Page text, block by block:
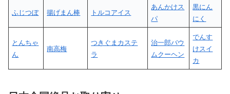
ふじつぼ 揚げまん棒 トルコアイス
あんかけス
パ
黒にん
にく
とんちゃ
ん
南高梅
つきぐまカステ
ラ
治一郎バウ
ムクーヘン
でんす
けスイ
カ